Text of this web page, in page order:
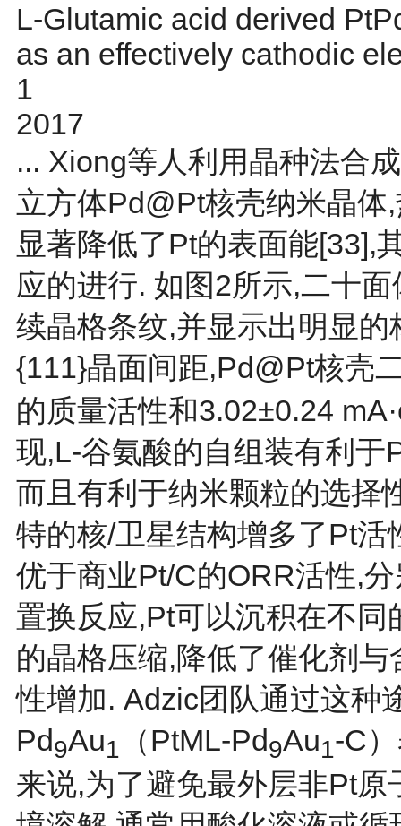
L-Glutamic acid derived
as an effectively cathodic
1
2017
... Xiong等人利用晶种法合
立方体Pd@Pt核壳纳米晶
显著降低了Pt的表面能[33],
应的进行. 如 图2所示,二十
续晶格条纹,并显示出明显
{111}晶面间距,Pd@Pt核壳
的质量活性和3.02±0.24
现,L-谷氨酸的自组装有利
而且有利于纳米颗粒的选择
特的核/卫星结构增多了Pt
优于商业Pt/C的ORR活性,
置换反应,Pt可以沉积在不
的晶格压缩,降低了催化剂
性增加. Adzic团队通过这种
Pd9Au1 （PtML-Pd9Au1-C
来说,为了避免最外层非Pt